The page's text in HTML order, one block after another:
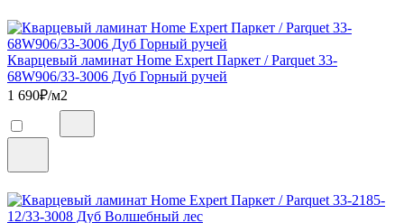
Кварцевый ламинат Home Expert Паркет / Parquet 33-
68W906/33-3006 Дуб Горный ручей
1 690₽/м2